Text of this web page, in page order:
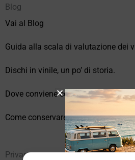
Blog
Vai al Blog
Guida alla scala di valutazione dei
Dischi in vinile, un po’ di storia.
Dove conviene comprare vinili
Come conservare correttamente i
Privacy